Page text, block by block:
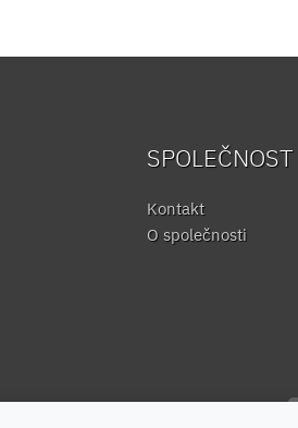
SPOLEČNOST
Kontakt
O společnosti